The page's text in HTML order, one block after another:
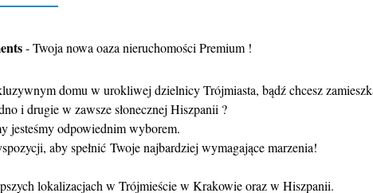
- Twoja nowa oaza nieruchomości Premium !
domu w urokliwej dzielnicy Trójmiasta, bądź chcesz
i drugie w zawsze słonecznej Hiszpanii ?
jesteśmy odpowiednim wyborem.
aby spełnić Twoje najbardziej wymagające marzenia!
lokalizacjach w Trójmieście w Krakowie oraz w Hiszpanii.